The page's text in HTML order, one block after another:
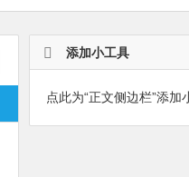
添加小工具
点此为“正文侧边栏”添加